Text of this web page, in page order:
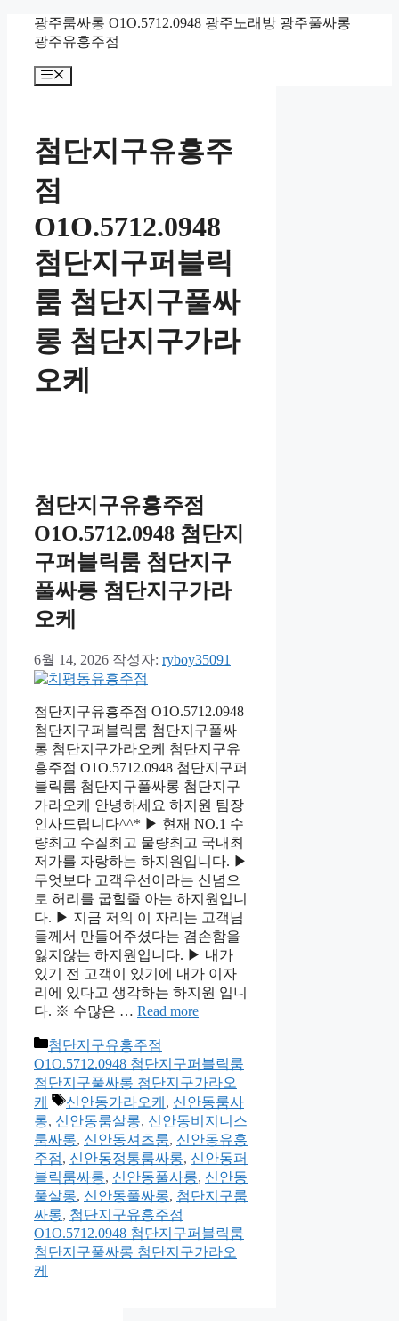
광주룸싸롱 O1O.5712.0948 광주노래방 광주풀싸롱
광주유흥주점
메
첨단지구유흥주
점
O1O.5712.0948
첨단지구퍼블릭
룸 첨단지구풀싸
롱 첨단지구가라
오케
첨단지구유흥주점
O1O.5712.0948 첨단지
구퍼블릭룸 첨단지구
풀싸롱 첨단지구가라
오케
6월 14, 2026 작성자: ryboy35091
첨단지구유흥주점 O1O.5712.0948
첨단지구퍼블릭룸 첨단지구풀싸
롱 첨단지구가라오케 첨단지구유
흥주점 O1O.5712.0948 첨단지구퍼
블릭룸 첨단지구풀싸롱 첨단지구
가라오케 안녕하세요 하지원 팀장
인사드립니다^^* ▶ 현재 NO.1 수
량최고 수질최고 물량최고 국내최
저가를 자랑하는 하지원입니다. ▶
무엇보다 고객우선이라는 신념으
로 허리를 굽힐줄 아는 하지원입니
다. ▶ 지금 저의 이 자리는 고객님
들께서 만들어주셨다는 겸손함을
잃지않는 하지원입니다. ▶ 내가
있기 전 고객이 있기에 내가 이자
리에 있다고 생각하는 하지원 입니
다. ※ 수많은 … Read more
카
테
고
리
첨단지구유흥주점
O1O.5712.0948 첨단지구퍼블릭룸
첨단지구풀싸롱 첨단지구가라오
케
태
그
신안동가라오케 , 신안동룸사
롱, 신안동룸살롱, 신안동비지니스
룸싸롱, 신안동셔츠룸, 신안동유흥
주점, 신안동정통룸싸롱, 신안동퍼
블릭룸싸롱, 신안동풀사롱, 신안동
풀살롱, 신안동풀싸롱, 첨단지구룸
싸롱, 첨단지구유흥주점
O1O.5712.0948 첨단지구퍼블릭룸
첨단지구풀싸롱 첨단지구가라오
케